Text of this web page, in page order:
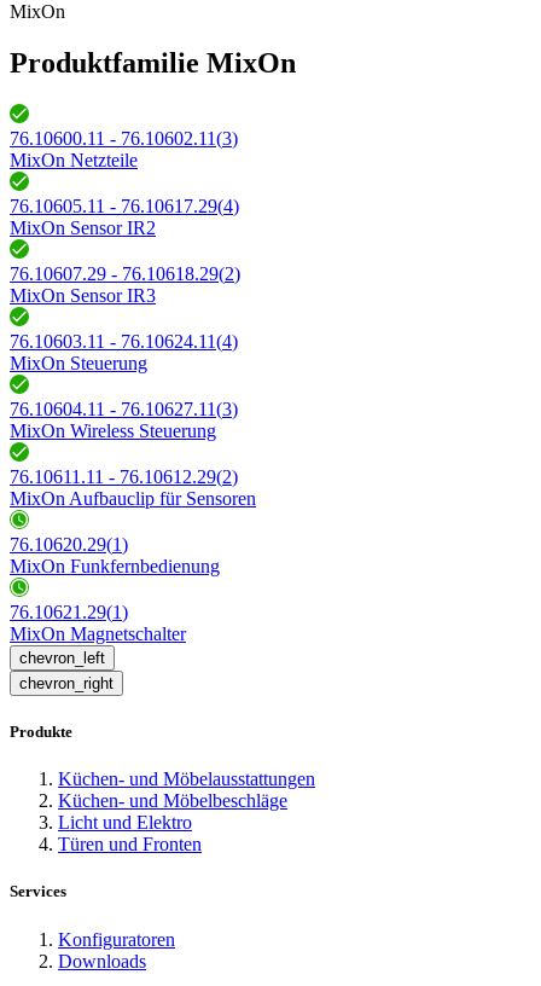
MixOn
Produktfamilie MixOn
76.10600.11 - 76.10602.11(3)
MixOn Netzteile
76.10605.11 - 76.10617.29(4)
MixOn Sensor IR2
76.10607.29 - 76.10618.29(2)
MixOn Sensor IR3
76.10603.11 - 76.10624.11(4)
MixOn Steuerung
76.10604.11 - 76.10627.11(3)
MixOn Wireless Steuerung
76.10611.11 - 76.10612.29(2)
MixOn Aufbauclip für Sensoren
76.10620.29(1)
MixOn Funkfernbedienung
76.10621.29(1)
MixOn Magnetschalter
chevron_left
chevron_right
Produkte
Küchen- und Möbelausstattungen
Küchen- und Möbelbeschläge
Licht und Elektro
Türen und Fronten
Services
Konfiguratoren
Downloads